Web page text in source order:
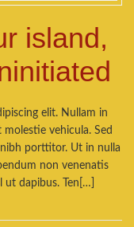
island,
elit. Nullam in
vehicula. Sed
porttitor. Ut in nulla
non venenatis
ut dapibus. Ten[…]